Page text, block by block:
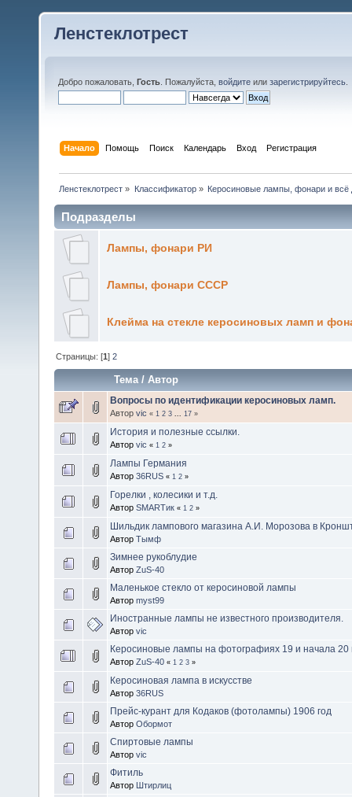
Ленстеклотрест
Добро пожаловать, Гость . Пожалуйста, войдите или зарегистрируйтесь
Начало Помощь Поиск Календарь Вход Регистрация
Ленстеклотрест » Классификатор» Керосиновые лампы, фонари и всё
Подразделы
Лампы, фонари РИ
Лампы, фонари СССР
Клейма на стекле керосиновых ламп и
Страницы: [1]2
Тема/Автор
Вопросы по идентификации керосиновых ламп.
Автор vic « 1 2 3 ... 17 »
История и полезные ссылки.
Автор vic « 1 2 »
Лампы Германия
Автор 36RUS « 1 2 »
Горелки , колесики и т.д.
Автор SMARTик « 1 2 »
Шильдик лампового магазина А.И. Морозова в
Автор Тымф
Зимнее рукоблудие
Автор ZuS-40
Маленькое стекло от керосиновой лампы
Автор myst99
Иностранные лампы не известного производителя.
Автор vic
Керосиновые лампы на фотографиях 19 и начала 20
Автор ZuS-40 « 1 2 3 »
Керосиновая лампа в искусстве
Автор 36RUS
Прейс-курант для Кодаков (фотолампы) 1906 год
Автор Обормот
Спиртовые лампы
Автор vic
Фитиль
Автор Штирлиц